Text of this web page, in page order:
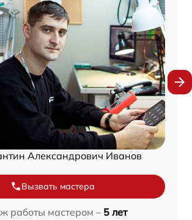
Александрович Иванов
Вызвать мастера
работы мастером – 5 лет